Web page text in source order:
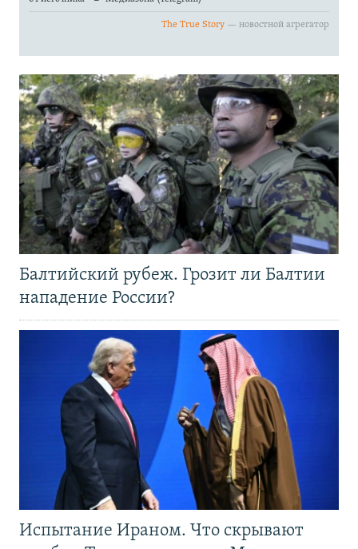
Балтийский рубеж. Грозит ли Балтии
нападение России?
Испытание Ираном. Что скрывают